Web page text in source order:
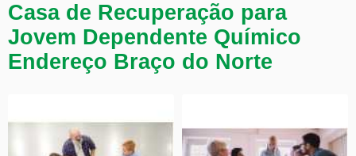
Casa de Recuperação para
Jovem Dependente Químico
Endereço Braço do Norte